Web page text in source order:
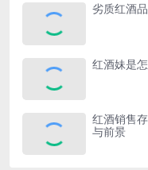
劣质红酒
红酒妹是
红酒销售
与前景